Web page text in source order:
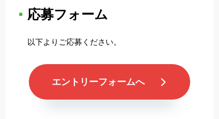
応募フォーム
以下よりご応募ください。
エントリーフォームへ